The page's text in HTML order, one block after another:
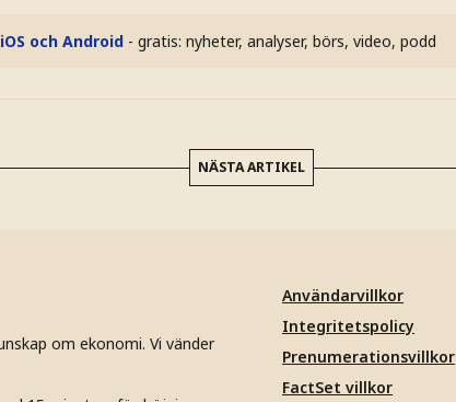
och Android - gratis: nyheter, analyser, börs, video, podd
NÄSTA ARTIKEL
om ekonomi. Vi vänder
Användarvillkor
Integritetspolicy
Prenumerationsvillkor
FactSet villkor